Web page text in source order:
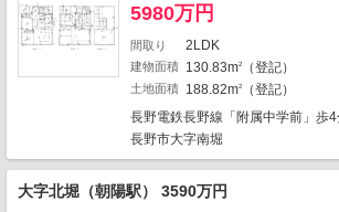
1
3
5980万円
間取り 2LDK
建物面積 130.83m2 （登記）
土地面積 188.82m2
（登記）
長野電鉄長野線「附属中学前」歩
長野市大字南堀
大字北堀（朝陽駅） 3590万円